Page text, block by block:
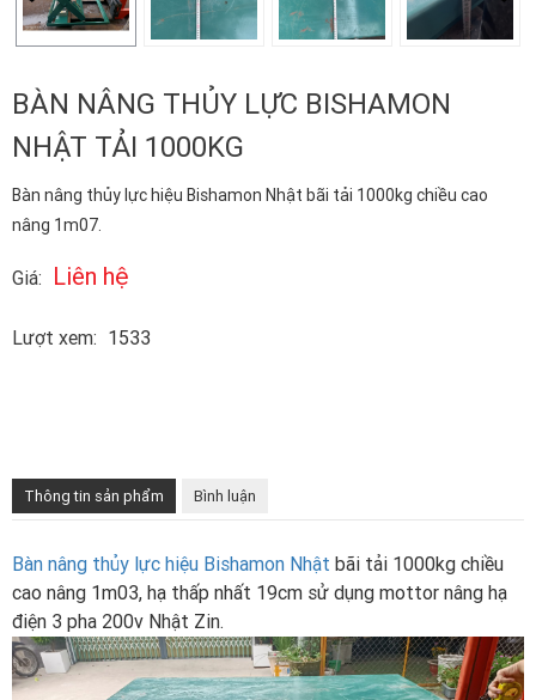
BÀN NÂNG THỦY LỰC BISHAMON
NHẬT TẢI 1000KG
Bàn nâng thủy lực hiệu Bishamon Nhật bãi tải 1000kg chiều cao
nâng 1m07.
Giá: Liên hệ
Lượt xem: 1533
Thông tin sản phẩm Bình luận
Bàn nâng thủy lực hiệu Bishamon Nhật bãi tải 1000kg chiều
cao nâng 1m03, hạ thấp nhất 19cm sử dụng mottor nâng hạ
điện 3 pha 200v Nhật Zin.